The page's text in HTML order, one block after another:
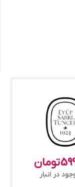
تومان
در انبار